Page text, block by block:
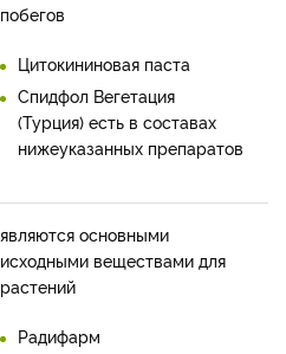
побегов
Цитокининовая паста
Спидфол Вегетация
(Турция) есть в составах
нижеуказанных препаратов
являются основными
исходными веществами для
растений
Радифарм